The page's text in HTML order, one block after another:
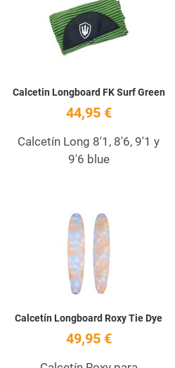
Calcetin Longboard FK Surf Green
44,95 €
Calcetín Long 8'1, 8'6, 9'1 y
9'6 blue
Calcetín Longboard Roxy Tie Dye
49,95 €